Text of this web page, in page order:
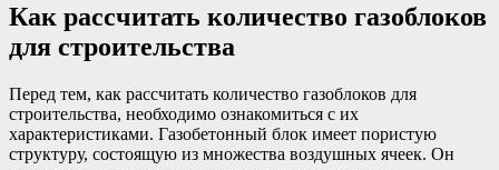
Как рассчитать количество газоблоков
для строительства
Перед тем, как рассчитать количество газоблоков для
строительства, необходимо ознакомиться с их
характеристиками. Газобетонный блок имеет пористую
структуру, состоящую из множества воздушных ячеек. Он